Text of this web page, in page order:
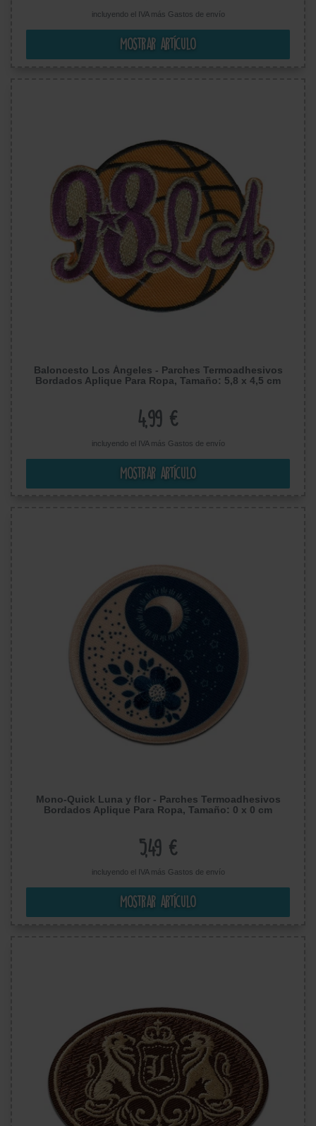
incluyendo el IVA más Gastos de envío
Mostrar artículo
Baloncesto Los Ángeles - Parches Termoadhesivos
Bordados Aplique Para Ropa, Tamaño: 5,8 x 4,5 cm
4,99 €
incluyendo el IVA más Gastos de envío
Mostrar artículo
Mono-Quick Luna y flor - Parches Termoadhesivos
Bordados Aplique Para Ropa, Tamaño: 0 x 0 cm
5,49 €
incluyendo el IVA más Gastos de envío
Mostrar artículo